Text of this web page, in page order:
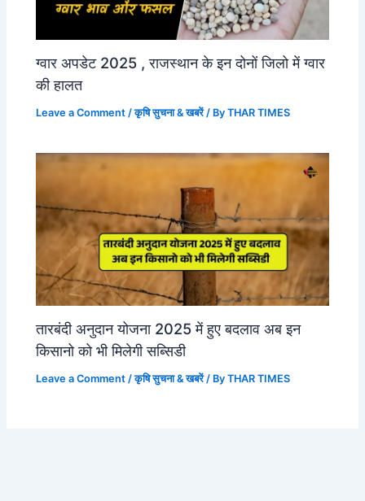
ग्वार अपडेट 2025 , राजस्थान के इन दोनों जिलो में ग्वार
की हालत
Leave a Comment /कृषि सुचना & खबरें/ ByTHAR TIMES
तारबंदी अनुदान योजना 2025 में हुए बदलाव अब इन
किसानो को भी मिलेगी सब्सिडी
Leave a Comment /कृषि सुचना & खबरें/ ByTHAR TIMES